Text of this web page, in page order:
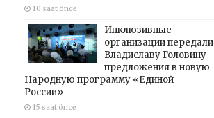
10 saat önce
Инклюзивные
организации передали
Владиславу Головину
предложения в новую
Народную программу «Единой
России»
15 saat önce